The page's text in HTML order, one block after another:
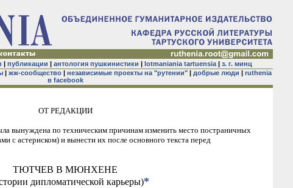
| публикации | антология пушкинистики | lotmaniania tartuensia| з. г. минц
| жж-сообщество| независимые проекты на "рутении"| добрые люди | ruthenia
в facebook
ОТ РЕДАКЦИИ
вынуждена по техническим причинам изменить место постраничных
с астериском) и вынести их после основного текста перед
ТЮТЧЕВ В МЮНХЕНЕ
дипломатической карьеры)*